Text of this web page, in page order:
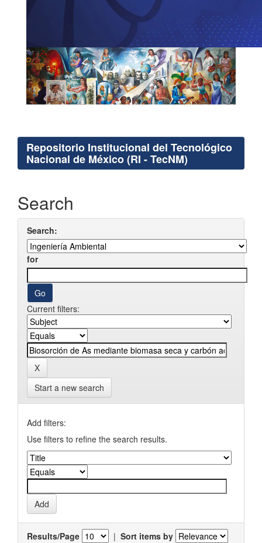
Repositorio Institucional del Tecnológico
Nacional de México (RI - TecNM)
Search
Search:
for
Current filters:
Start a new search
Add filters:
Use filters to refine the search results.
Results/Page | Sort items by